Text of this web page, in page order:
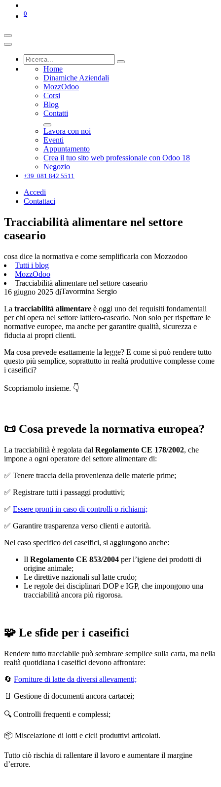
0
Home
Dinamiche Aziendali
MozzOdoo
Corsi
Blog
Contatti
Lavora con noi
Eventi
Appuntamento
Crea il tuo sito web professionale con Odoo 18
Negozio
+39 081 842 5511
Accedi
Contattaci
Tracciabilità alimentare nel settore
caseario
cosa dice la normativa e come semplificarla con Mozzodoo
Tutti i blog
MozzOdoo
Tracciabilità alimentare nel settore caseario
16 giugno 2025 diTavormina Sergio
La tracciabilità alimentare è oggi uno dei requisiti fondamentali
per chi opera nel settore lattiero-caseario. Non solo per rispettare le
normative europee, ma anche per garantire qualità, sicurezza e
fiducia ai propri clienti.
Ma cosa prevede esattamente la legge? E come si può rendere tutto
questo più semplice, soprattutto in realtà produttive complesse come
i caseifici?
Scopriamolo insieme. 👇
📜 Cosa prevede la normativa europea?
La tracciabilità è regolata dal Regolamento CE 178/2002, che
impone a ogni operatore del settore alimentare di:
✅ Tenere traccia della provenienza delle materie prime;
✅ Registrare tutti i passaggi produttivi;
✅ Essere pronti in caso di controlli o richiami;
✅ Garantire trasparenza verso clienti e autorità.
Nel caso specifico dei caseifici, si aggiungono anche:
Il Regolamento CE 853/2004 per l’igiene dei prodotti di
origine animale;
Le direttive nazionali sul latte crudo;
Le regole dei disciplinari DOP e IGP, che impongono una
tracciabilità ancora più rigorosa.
🧩 Le sfide per i caseifici
Rendere tutto tracciabile può sembrare semplice sulla carta, ma nella
realtà quotidiana i caseifici devono affrontare:
🔄 Forniture di latte da diversi allevamenti;
📄 Gestione di documenti ancora cartacei;
🔍 Controlli frequenti e complessi;
📦 Miscelazione di lotti e cicli produttivi articolati.
Tutto ciò rischia di rallentare il lavoro e aumentare il margine
d’errore.